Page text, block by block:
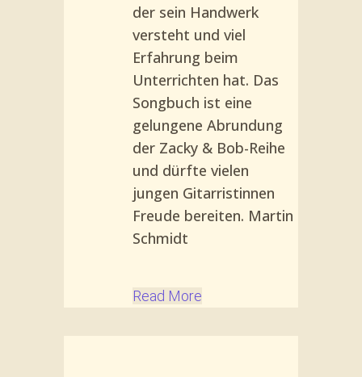
der sein Hand­werk
versteht und viel
Erfahrung beim
Unterrichten hat. Das
Songbuch ist eine
gelungene Abrundung
der Zacky & Bob-Rei­he
und dürfte vielen
jungen Gi­tarristinnen
Freude bereiten. Martin
Schmidt
Read More